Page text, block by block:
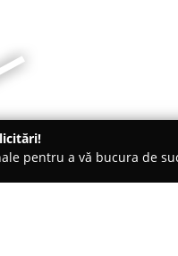
pentru a vă bucura de